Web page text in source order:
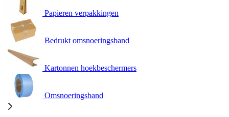
Papieren verpakkingen
Bedrukt omsnoeringsband
Kartonnen hoekbeschermers
Omsnoeringsband